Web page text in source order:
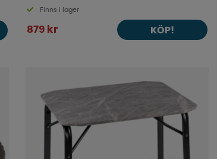
Finns i lager
879 kr KÖP!